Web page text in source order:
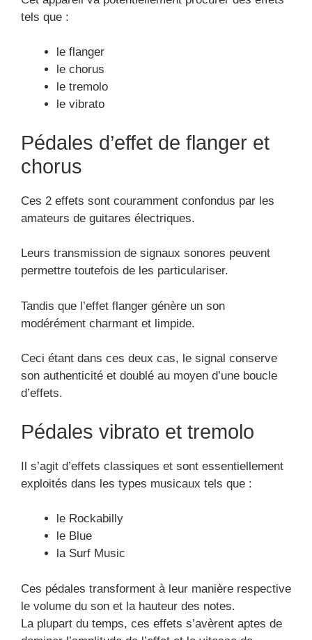
tels que :
le flanger
le chorus
le tremolo
le vibrato
Pédales d’effet de flanger et
chorus
Ces 2 effets sont couramment confondus par les
amateurs de guitares électriques.
Leurs transmission de signaux sonores peuvent
permettre toutefois de les particulariser.
Tandis que l’effet flanger génère un son
modérément charmant et limpide.
Ceci étant dans ces deux cas, le signal conserve
son authenticité et doublé au moyen d’une boucle
d’effets.
Pédales vibrato et tremolo
Il s’agit d’effets classiques et sont essentiellement
exploités dans les types musicaux tels que :
le Rockabilly
le Blue
la Surf Music
Ces pédales transforment à leur manière respective
le volume du son et la hauteur des notes.
La plupart du temps, ces effets s’avèrent aptes de